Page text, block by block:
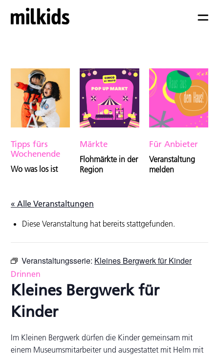
Tipps fürs
Wochenende
Wo was los ist
Märkte
Flohmärkte in der
Region
Für Anbieter
Veranstaltung
melden
« Alle Veranstaltungen
Diese Veranstaltung hat bereits stattgefunden.
Veranstaltungsserie: Kleines Bergwerk für Kinder
Drinnen
Kleines Bergwerk für
Kinder
Im Kleinen Bergwerk dürfen die Kinder gemeinsam mit
einem Museumsmitarbeiter und ausgestattet mit Helm mit